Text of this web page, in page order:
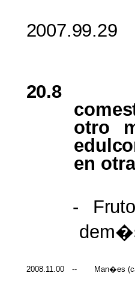
20.8
otro
en otra
-
2008.11.00 -- Man�es (